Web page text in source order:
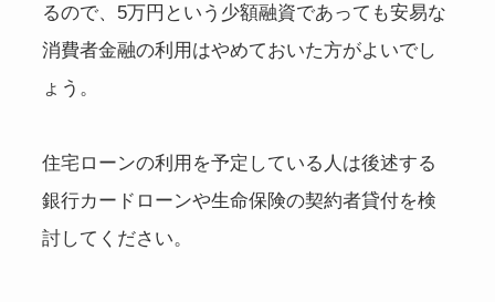
るので、5万円という少額融資であっても安易な
消費者金融の利用はやめておいた方がよいでし
ょう。
住宅ローンの利用を予定している人は後述する
銀行カードローンや生命保険の契約者貸付を検
討してください。